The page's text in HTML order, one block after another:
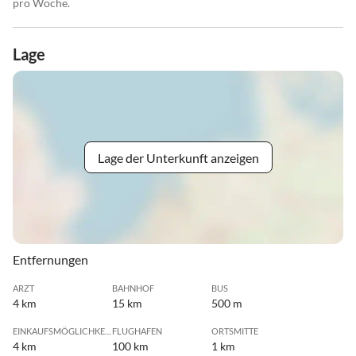
pro Woche.
Lage
Lage der Unterkunft anzeigen
Entfernungen
ARZT
4 km
BAHNHOF
15 km
BUS
500 m
4 km
FLUGHAFEN
100 km
ORTSMITTE
1 km